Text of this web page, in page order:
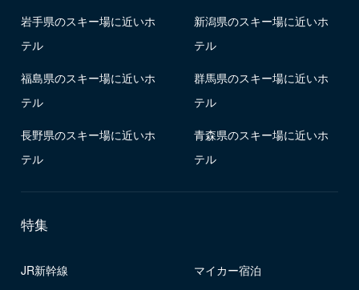
岩手県のスキー場に近いホ
テル
新潟県のスキー場に近いホ
テル
福島県のスキー場に近いホ
テル
群馬県のスキー場に近いホ
テル
長野県のスキー場に近いホ
テル
青森県のスキー場に近いホ
テル
特集
JR新幹線 マイカー宿泊